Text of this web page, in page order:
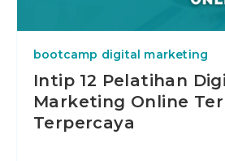
bootcamp digital marketing
Intip 12 Pelatihan
Marketing Online
Terpercaya